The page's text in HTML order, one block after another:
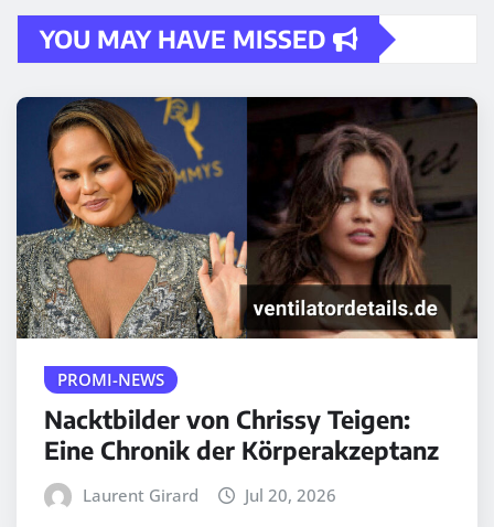
YOU MAY HAVE MISSED
PROMI-NEWS
Nacktbilder von Chrissy Teigen:
Eine Chronik der Körperakzeptanz
Laurent Girard Jul 20, 2026